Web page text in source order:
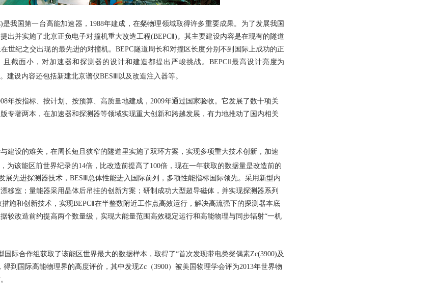
国第一台高能加速器，1988年建成，在粲物理领域取得许多重要成果。为了发展我国
出并实施了北京正负电子对撞机重大改造工程(BEPCⅡ)。其主要建设内容是在现有的隧道
世纪之交出现的最先进的对撞机。BEPC隧道周长和对撞区长度分别不到国际上成功的正
且截面小，对加速器和探测器的设计和建造都提出严峻挑战。BEPCⅡ最高设计亮度为
。建设内容还包括新建北京谱仪BESⅢ以及改造注入器等。
按指标、按计划、按预算、高质量地建成，2009年通过国家验收。它发展了数十项关
专著两本，在加速器和探测器等领域实现重大创新和跨越发展，有力地推动了国内相关
设的难关，在周长短且狭窄的隧道里实施了双环方案，实现多项重大技术创新，加速
，为该能区前世界纪录的14倍，比改造前提高了100倍，现在一年获取的数据量是改造前的
展先进探测器技术，BESⅢ总体性能进入国际前列，多项性能指标国际领先。采用新型内
移室；量能器采用晶体后吊挂的创新方案；研制成功大型超导磁体，并实现探测器系列
施和创新技术，实现BEPCⅡ在半整数附近工作点高效运行，解决高流强下的探测器本底
较改造前约提高两个数量级，实现大能量范围高效稳定运行和高能物理与同步辐射“一机
合作组获取了该能区世界最大的数据样本，取得了“首次发现带电类粲偶素Zc(3900)及
到国际高能物理界的高度评价，其中发现Zc（3900）被美国物理学会评为2013年世界物